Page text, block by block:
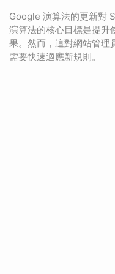
Google 演算法的更新對
演算法的核心目標是提升
果。然而，這對網站管理
需要快速適應新規則。